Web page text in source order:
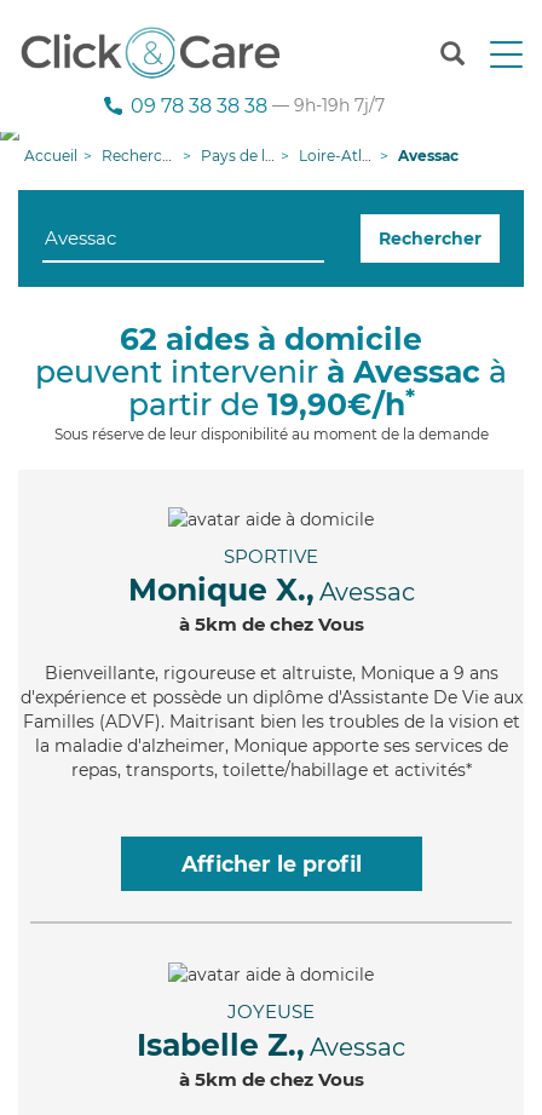
T
n
g
09 78 38 38 38 — 9h-19h 7j/7
Accueil Recherche aide à domicile Pays de la Loire Loire-Atlantique Avessac
Rechercher
62 aides à domicile
peuvent intervenir à Avessac à
partir de 19,90€/h*
Sous réserve de leur disponibilité au moment de la demande
SPORTIVE
Monique X., Avessac
à 5km de chez Vous
Bienveillante, rigoureuse et altruiste, Monique a 9 ans
d'expérience et possède un diplôme d'Assistante De Vie aux
Familles (ADVF). Maitrisant bien les troubles de la vision et
la maladie d'alzheimer, Monique apporte ses services de
repas, transports, toilette/habillage et activités*
Afficher le profil
JOYEUSE
Isabelle Z., Avessac
à 5km de chez Vous